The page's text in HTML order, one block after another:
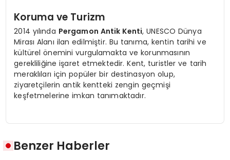
Koruma ve Turizm
2014 yılında Pergamon Antik Kenti, UNESCO Dünya
Mirası Alanı ilan edilmiştir. Bu tanıma, kentin tarihi ve
kültürel önemini vurgulamakta ve korunmasının
gerekliliğine işaret etmektedir. Kent, turistler ve tarih
meraklıları için popüler bir destinasyon olup,
ziyaretçilerin antik kentteki zengin geçmişi
keşfetmelerine imkan tanımaktadır.
Benzer Haberler